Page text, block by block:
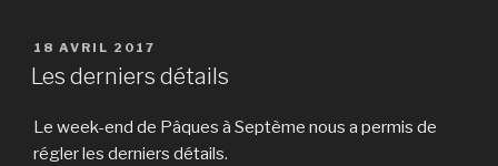
PUBLIÉ
LE
18 AVRIL 2017
Les derniers détails
Le week-end de Pâques à Septème nous a permis de
régler les derniers détails.